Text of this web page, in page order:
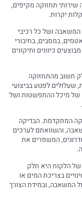
שירותי תחזוקה מקיפים,
יקרות.
ושל כל רכיבי
במסבים, בחיבורי
כיוונים ותיקונים
חשוב מהתחזוקה
שעלולים לפגוע בביצועי
של מיכל ההתפשטות ושל
המתקדמת. הבדיקה
והשוואתם לערכים
המשפרים את
הלקוח היא חלק
בצריכת המים או
המשאבה, ובמידת הצורך